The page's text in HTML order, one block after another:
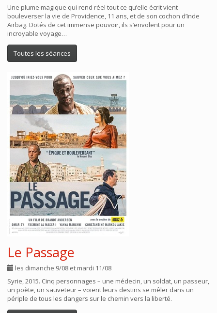
Une plume magique qui rend réel tout ce qu’elle écrit vient
bouleverser la vie de Providence, 11 ans, et de son cochon d’Inde
Airbag. Dotés de cet immense pouvoir, ils s’envolent pour un
incroyable voyage…
Toutes les séances
Le Passage
les dimanche 9/08 et mardi 11/08
Syrie, 2015. Cinq personnages – une médecin, un soldat, un passeur,
un poète, un sauveteur – voient leurs destins se mêler dans un
périple de tous les dangers sur le chemin vers la liberté.